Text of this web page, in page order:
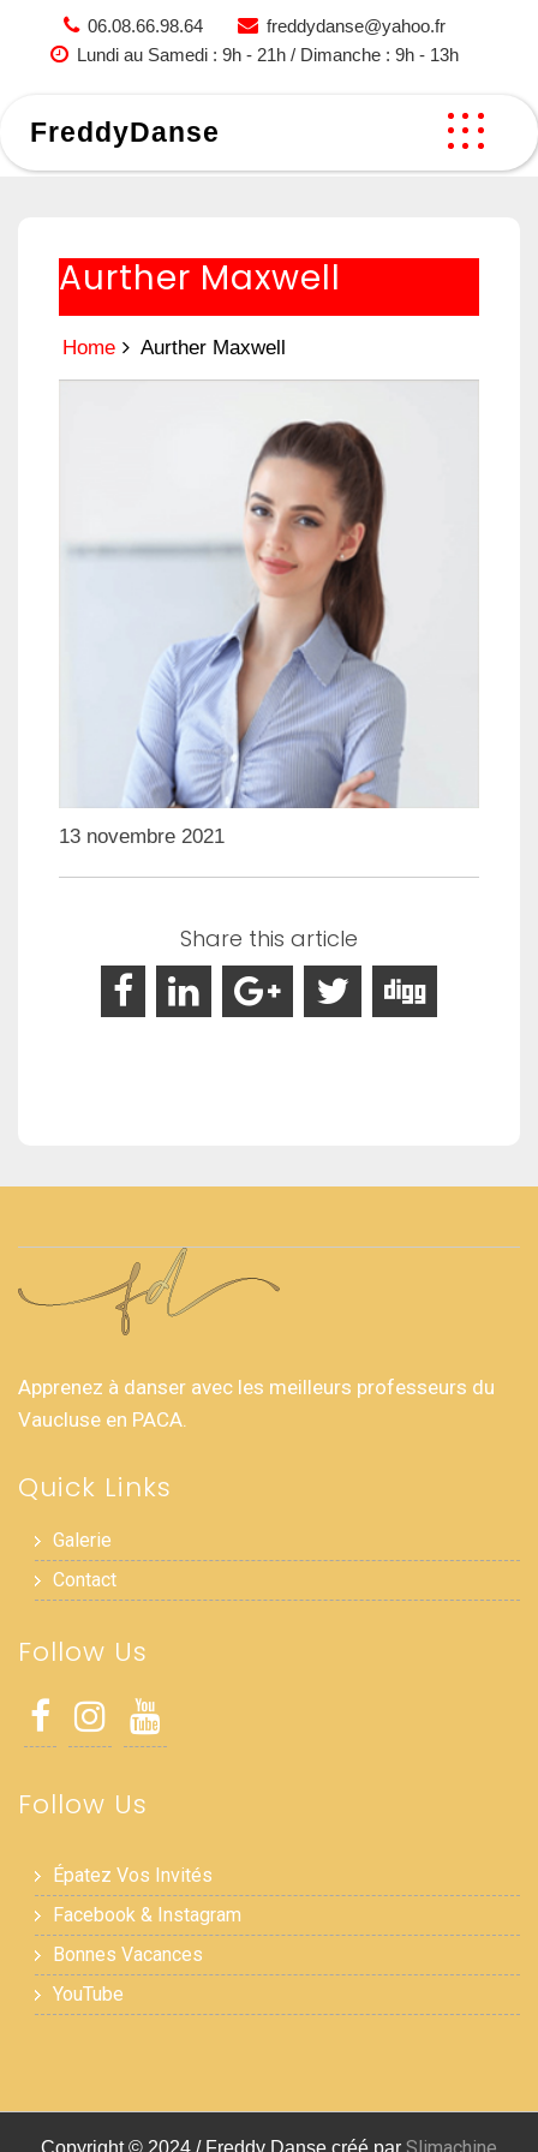
06.08.66.98.64
freddydanse@yahoo.fr
Lundi au Samedi : 9h - 21h / Dimanche : 9h - 13h
FreddyDanse
Aurther Maxwell
Home Aurther Maxwell
13 novembre 2021
Share this article
Apprenez à danser avec les meilleurs professeurs du
Vaucluse en PACA.
Quick Links
Galerie
Contact
Follow Us
Follow Us
Épatez Vos Invités
Facebook & Instagram
Bonnes Vacances
YouTube